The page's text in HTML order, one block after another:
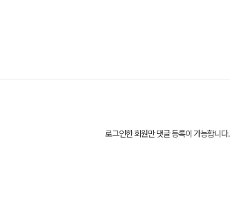
로그인한 회원만 댓글 등록이 가능합니다.